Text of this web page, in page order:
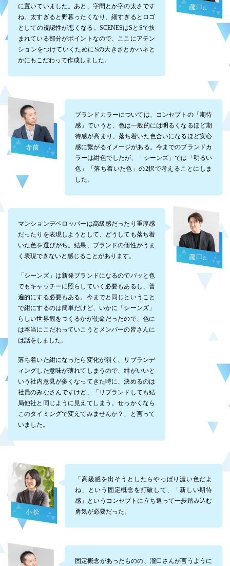
に置いていました。あと、字間とか字の太さです
ね。太すぎると野暮ったくなり、細すぎるとロゴ
としての視認性が悪くなる。SCENESはSとSで挟
まれている部分がポイントなので、ここにアテン
ションをつけていくためにSの大きさとかハネと
かにもこだわって作成しました。
ブランドカラーについては、コンセプトの「期待
感」でいうと、色は一般的には明るくなるほど期
待感が高まり、落ち着いた色合いになるほど安心
感に繋がるイメージがある。今までのブランドカ
ラーは紺色でしたが、「シーンズ」では「明るい
色」「落ち着いた色」の2択で考えることにしま
した。
マンションデベロッパーは高級感だったり重厚感
だったりを表現しようとして、どうしても落ち着
いた色を選びがち。結果、ブランドの個性がうま
く表現できないと感じることがあります。
「シーンズ」は新発ブランドになるのでパッと色
でもキャッチーに照らしていく必要もあるし、普
遍的にする必要もある。今までと同じということ
で紺にするのは簡単だけど、いかに「シーンズ」
らしい世界観をつくるかが使命だったので、色に
は本当にこだわっていこうとメンバーの皆さんに
は話をしました。
落ち着いた紺になったら変化が弱く、リブランデ
ィングした意味が薄れてしまうので、紺がいいと
いう社内意見が多くなってきた時に、決めるのは
社員のみなさんですけど、「リブランドしても結
局他社と同じように見えてしまう。せっかくなら
このタイミングで変えてみませんか？」と言って
いました。
「高級感を出そうとしたらやっぱり濃い色だよ
ね」という固定概念を打破して、「新しい期待
感」というコンセプトに立ち返って一歩踏み込む
勇気が必要だった。
固定概念があったものの、瀧口さんが言うように